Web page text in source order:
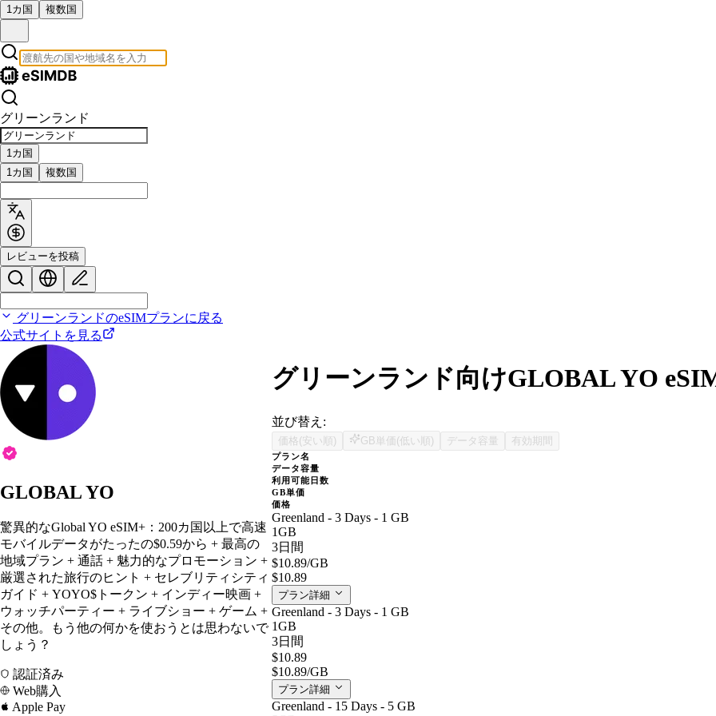
1カ国 複数国
グリーンランド
1カ国
1カ国
複数国
レビューを投稿
グリーンランドのeSIMプランに戻る
公式サイトを見る
GLOBAL YO
驚異的なGlobal YO eSIM+：200カ国以上で高速
モバイルデータがたったの$0.59から + 最高の
地域プラン + 通話 + 魅力的なプロモーション +
厳選された旅行のヒント + セレブリティシティ
ガイド + YOYO$トークン + インディー映画 +
ウォッチパーティー + ライブショー + ゲーム +
その他。もう他の何かを使おうとは思わないで
しょう？
認証済み
Web購入
Apple Pay
グリーンランド向けGLOBAL YO
並び替え:
価格(安い順) GB単価(低い順) データ容量 有効期間
プラン名
データ容量
利用可能日数
GB単価
価格
Greenland - 3 Days - 1 GB
1GB
3日間
$10.89/GB
$10.89
プラン詳細
Greenland - 3 Days - 1 GB
1GB
3日間
$10.89
$10.89/GB
プラン詳細
Greenland - 15 Days - 5 GB